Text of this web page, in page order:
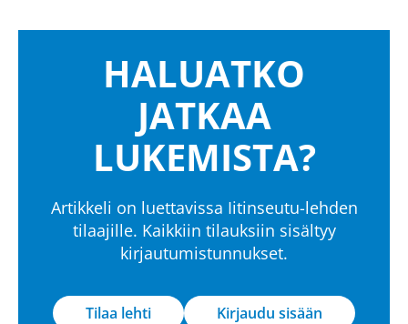
HALUATKO
JATKAA
LUKEMISTA?
Artikkeli on luettavissa Iitinseutu-lehden
tilaajille. Kaikkiin tilauksiin sisältyy
kirjautumistunnukset.
Tilaa lehti Kirjaudu sisään